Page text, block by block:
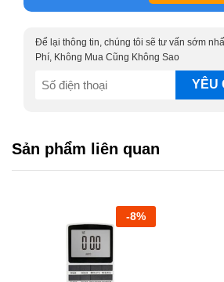
Tất cả các tác vụ có tính chất bật tắt
được thiếp lập bật tắt dựa theo thời
chế đồng hồ hẹn giờ thông minh.
Để lại thông tin, chúng tôi sẽ tư vấn sớm
Phí, Không Mua Cũng Không Sao
SĐT
Sản phẩm liên quan
-8%